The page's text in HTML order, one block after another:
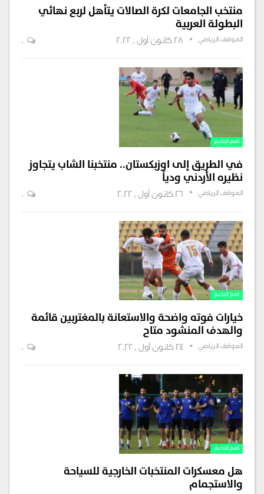
منتخب الجامعات لكرة الصالات يتأهل لربع نهائي
البطولة العربية
الموقف الرياضي 28 كانون أول , 2022 0
اهم الاخبار
في الطريق إلى اوزبكستان.. منتخبنا الشاب يتجاوز
نظيره الأردني ودياً
الموقف الرياضي 26 كانون أول , 2022 0
اهم الاخبار
خيارات فوته واضحة والاستعانة بالمغتربين قائمة
والهدف المنشود متاح
الموقف الرياضي 24 كانون أول , 2022 0
اهم الاخبار
هل معسكرات المنتخبات الخارجية للسياحة
والاستجمام